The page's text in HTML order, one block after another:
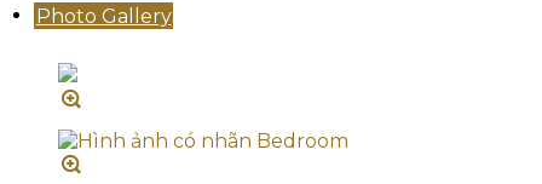
Photo Gallery